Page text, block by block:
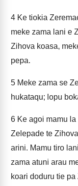
4 Ke tiokia
meke zama lani e
Zihova koasa,
pepa.
5 Meke zama se
hukataqu; lopu
6 Ke agoi mamu
Zelepade te
arini. Mamu tiro
zama atuni arau
koari doduru tie